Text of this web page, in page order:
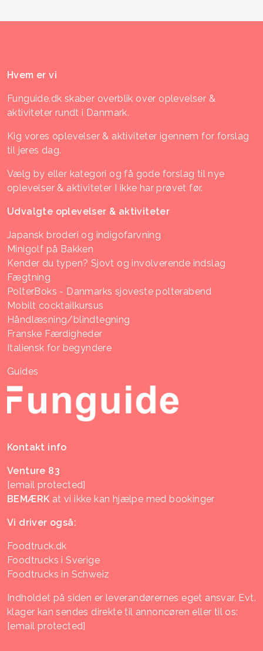
Hvem er vi
Funguide.dk skaber overblik over oplevelser &
aktiviteter rundt i Danmark.
Kig vores oplevelser & aktiviteter igennem for forslag
til jeres dag.
Vælg by eller kategori og få gode forslag til nye
oplevelser & aktiviteter I ikke har prøvet før.
Udvalgte oplevelser & aktiviteter
Japansk broderi og indigofarvning
Minigolf på Bakken
Kender du typen? Sjovt og involverende indslag
Fægtning
PolterBoks - Danmarks sjoveste polterabend
Mobilt cocktailkursus
Håndlæsning/blindtegning
Franske Færdigheder
Italiensk for begyndere
Guides
Kontakt info
Venture 83
[email protected]
BEMÆRK at vi ikke kan hjælpe med bookinger
Vi driver også:
Foodtruck.dk
Foodtrucks i Sverige
Foodtrucks in Schweiz
Indholdet på siden er leverandørernes eget ansvar. Evt.
klager kan sendes direkte til annoncøren eller til os:
[email protected]